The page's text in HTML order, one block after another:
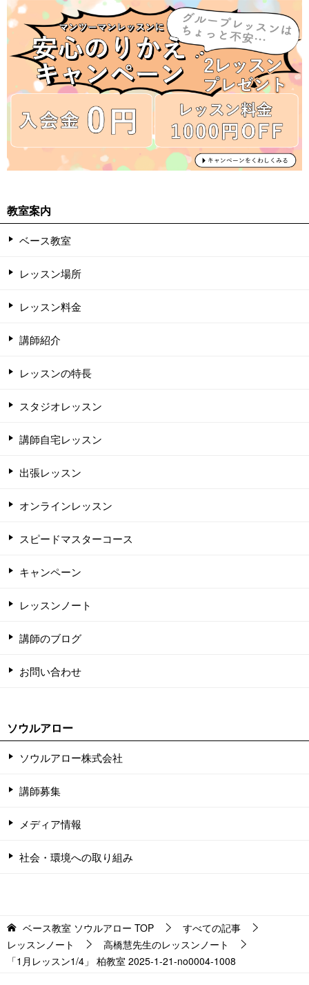
教室案内
ベース教室
レッスン場所
レッスン料金
講師紹介
レッスンの特長
スタジオレッスン
講師自宅レッスン
出張レッスン
オンラインレッスン
スピードマスターコース
キャンペーン
レッスンノート
講師のブログ
お問い合わせ
ソウルアロー
ソウルアロー株式会社
講師募集
メディア情報
社会・環境への取り組み
ベース教室 ソウルアロー TOP
すべての記事
レッスンノート
高橋慧先生のレッスンノート
「1月レッスン1/4」 柏教室 2025-1-21-no0004-1008